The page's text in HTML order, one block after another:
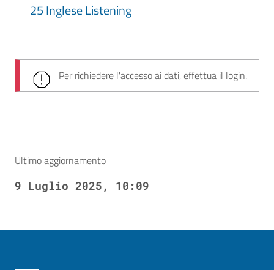
25 Inglese Listening
Per richiedere l'accesso ai dati, effettua il login.
Ultimo aggiornamento
9 Luglio 2025, 10:09